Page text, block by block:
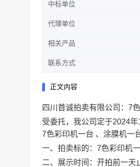
中标单位
代理单位
相关产品
联系方式
正文内容
四川首诚拍卖有限公司：7
受委托，我公司定于2024
7色彩印机一台 、涂膜机一
一、拍卖标的：7色彩印机
二、展示时间：开拍前一天